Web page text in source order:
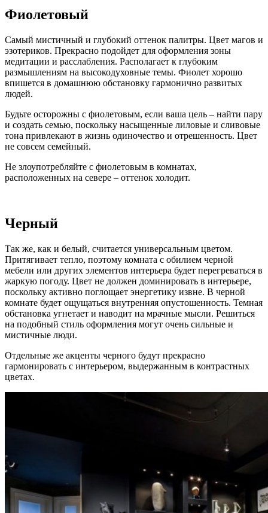
Фиолетовый
Самый мистичный и глубокий оттенок палитры. Цвет магов и
эзотериков. Прекрасно подойдет для оформления зоны
медитации и расслабления. Располагает к глубоким
размышлениям на высокодуховные темы. Фиолет хорошо
впишется в домашнюю обстановку гармонично развитых
людей.
Будьте осторожны с фиолетовым, если ваша цель – найти пару
и создать семью, поскольку насыщенные лиловые и сливовые
тона привлекают в жизнь одиночество и отрешенность. Цвет
не совсем семейный.
Не злоупотребляйте с фиолетовым в комнатах,
расположенных на севере – оттенок холодит.
Черный
Так же, как и белый, считается универсальным цветом.
Притягивает тепло, поэтому комната с обилием черной
мебели или других элементов интерьера будет перегреваться в
жаркую погоду. Цвет не должен доминировать в интерьере,
поскольку активно поглощает энергетику извне. В черной
комнате будет ощущаться внутренняя опустошенность. Темная
обстановка угнетает и наводит на мрачные мысли. Решиться
на подобный стиль оформления могут очень сильные и
мистичные люди.
Отдельные же акценты черного будут прекрасно
гармонировать с интерьером, выдержанным в контрастных
цветах.